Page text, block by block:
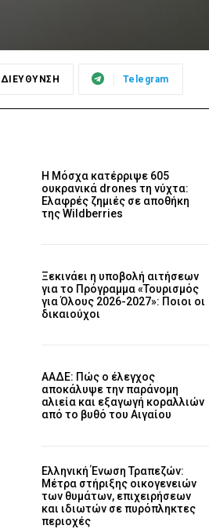
Telegram
Η Μόσχα κατέρριψε 605
ουκρανικά drones τη νύχτα:
Ελαφρές ζημιές σε αποθήκη
της Wildberries
Ξεκινάει η υποβολή αιτήσεων
για το Πρόγραμμα «Τουρισμός
για Όλους 2026-2027»: Ποιοι οι
δικαιούχοι
ΑΑΔΕ: Πώς ο έλεγχος
αποκάλυψε την παράνομη
αλιεία και εξαγωγή κοραλλιών
από το βυθό του Αιγαίου
Ελληνική Ένωση Τραπεζών:
Μέτρα στήριξης οικογενειών
των θυμάτων, επιχειρήσεων
και ιδιωτών σε πυρόπληκτες
περιοχές